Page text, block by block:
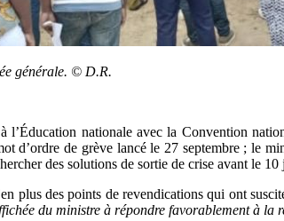
générale. © D.R.
l’Éducation nationale avec la Convention
d’ordre de grève lancé le 27 septembre ; le
des solutions de sortie de crise avant le
plus des points de revendications qui ont
du ministre à répondre favorablement à la